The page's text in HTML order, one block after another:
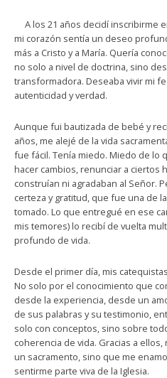
A los 21 años decidí inscribirme
mi corazón sentía un deseo
más a Cristo y a María. Quería
no solo a nivel de doctrina, sino
transformadora. Deseaba vivir mi
autenticidad y verdad.
Aunque fui bautizada de bebé y
años, me alejé de la vida
fue fácil. Tenía miedo. Miedo de lo
hacer cambios, renunciar a ciertos
construían ni agradaban al Señor.
certeza y gratitud, que fue una de
tomado. Lo que entregué en ese
mis temores) lo recibí de vuelta
profundo de vida.
Desde el primer día, mis
No solo por el conocimiento que
desde la experiencia, desde un
de sus palabras y su testimonio,
solo con conceptos, sino sobre
coherencia de vida. Gracias a
un sacramento, sino que me
sentirme parte viva de la Iglesia.